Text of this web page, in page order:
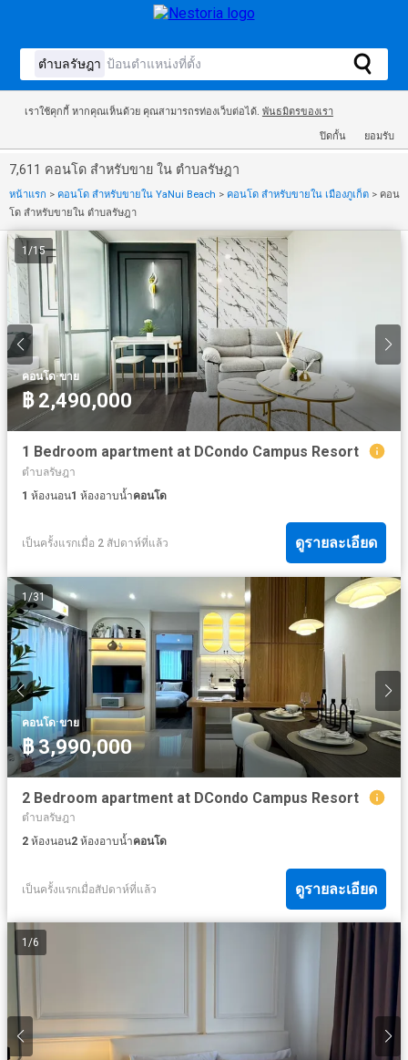
เราใช้คุกกี้ หากคุณเห็นด้วย คุณสามารถรท่องเว็บต่อได้. พันธมิตรของเรา
ปิดกั้น ยอมรับ
7,611 คอนโด สำหรับขาย ใน ตำบลรัษฎา
หน้าแรก > คอนโด สำหรับขายใน YaNui Beach > คอนโด สำหรับขายใน เมืองภูเก็ต > คอน
โด สำหรับขายใน ตำบลรัษฎา
1 /15
คอนโด·ขาย
฿ 2,490,000
1 Bedroom apartment at DCondo Campus Resort
ตำบลรัษฎา
1 ห้องนอน1 ห้องอาบน้ำคอนโด
เป็นครั้งแรกเมื่อ 2 สัปดาห์ที่แล้ว ดูรายละเอียด
1 /31
คอนโด·ขาย
฿ 3,990,000
2 Bedroom apartment at DCondo Campus Resort
ตำบลรัษฎา
2 ห้องนอน2 ห้องอาบน้ำคอนโด
เป็นครั้งแรกเมื่อสัปดาห์ที่แล้ว ดูรายละเอียด
1 /6